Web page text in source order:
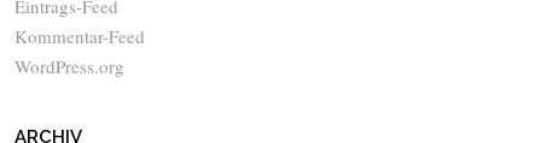
Eintrags-Feed
Kommentar-Feed
WordPress.org
ARCHIV